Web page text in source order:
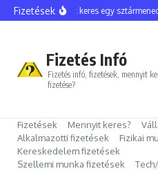
Ugrás a tartalomhoz
FizetésekMennyit keres egy
Fizetés Infó
Fizetés infó, fizetések, mennyit
fizetése?
Fizetések Mennyit keres?
Alkalmazotti fizetések
Fizikai
Kereskedelem fizetések
Szellemi munka fizetések